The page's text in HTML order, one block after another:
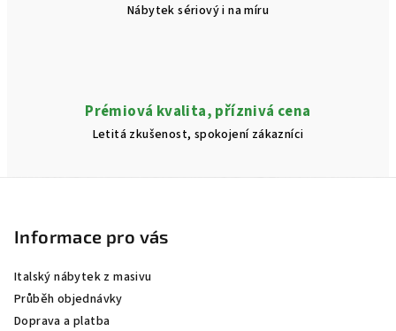
Nábytek sériový i na míru
Prémiová kvalita, příznivá cena
Letitá zkušenost, spokojení zákazníci
Informace pro vás
Italský nábytek z masivu
Průběh objednávky
Doprava a platba